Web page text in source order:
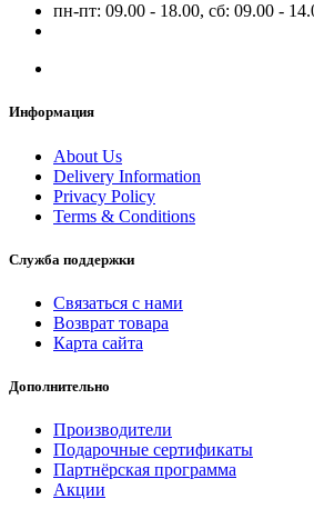
пн-пт: 09.00 - 18.00, сб: 09.00 -
Информация
About Us
Delivery Information
Privacy Policy
Terms & Conditions
Служба поддержки
Связаться с нами
Возврат товара
Карта сайта
Дополнительно
Производители
Подарочные сертификаты
Партнёрская программа
Акции